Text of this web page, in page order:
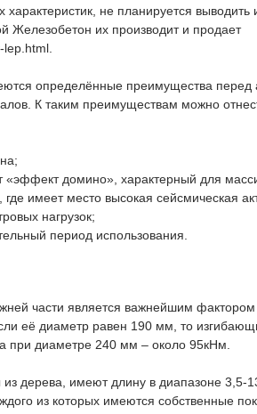
не планируется выводить
Железобетон их производит и продает
определённые преимущества перед
К таким преимуществам можно
«эффект домино», характерный для
имеет место высокая сейсмическая
нагрузок;
период использования.
части является важнейшим
её диаметр равен 190 мм, то
при диаметре 240 мм – около 95кНм.
дерева, имеют длину в диапазоне 3,5-
из которых имеются собственные